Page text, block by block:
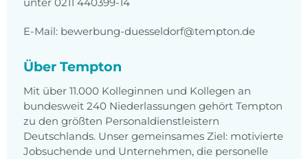
unter 0211 440399-14
E-Mail: bewerbung-duesseldorf@tempton.de
Über Tempton
Mit über 11.000 Kolleginnen und Kollegen an
bundesweit 240 Niederlassungen gehört Tempton
zu den größten Personaldienstleistern
Deutschlands. Unser gemeinsames Ziel: motivierte
Jobsuchende und Unternehmen, die personelle